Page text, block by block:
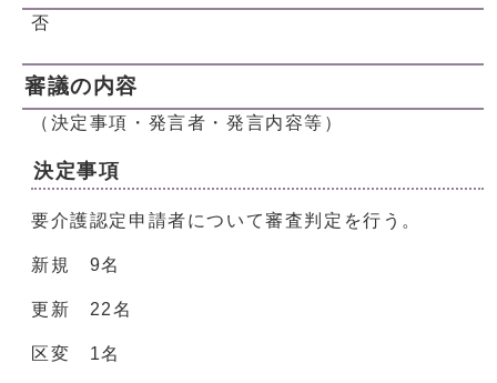
否
審議の内容
（決定事項・発言者・発言内容等）
決定事項
要介護認定申請者について審査判定を行う。
新規 9名
更新 22名
区変 1名